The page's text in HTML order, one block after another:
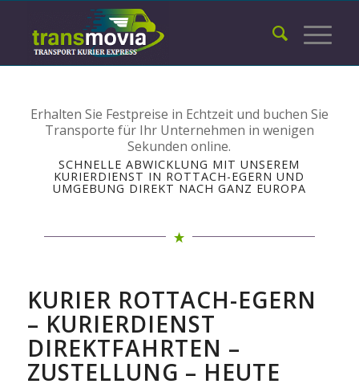
Erhalten Sie Festpreise in Echtzeit und buchen Sie
Transporte für Ihr Unternehmen in wenigen
Sekunden online.
SCHNELLE ABWICKLUNG MIT UNSEREM
KURIERDIENST IN ROTTACH-EGERN UND
UMGEBUNG DIREKT NACH GANZ EUROPA
KURIER ROTTACH-EGERN
– KURIERDIENST
DIREKTFAHRTEN –
ZUSTELLUNG – HEUTE